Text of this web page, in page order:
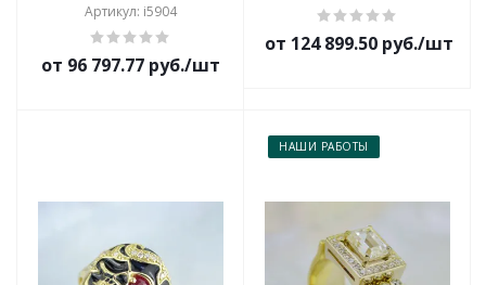
Артикул: i5904
от 96 797.77 руб./шт
от 124 899.50 руб./шт
НАШИ РАБОТЫ